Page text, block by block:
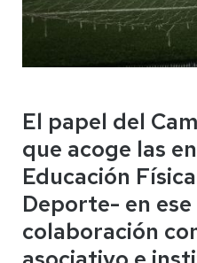
El papel del
que acoge las
Educación
Deporte- en
colaboración